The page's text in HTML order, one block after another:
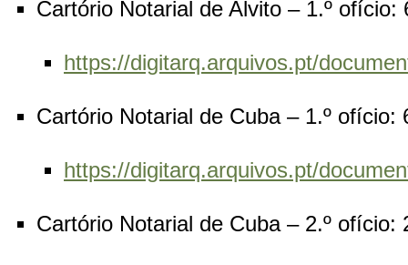
Cartório Notarial de Alvito – 1.º ofício:
https://digitarq.arquivos.pt/
Cartório Notarial de Cuba – 1.º ofício:
https://digitarq.arquivos.pt/
Cartório Notarial de Cuba – 2.º ofício: